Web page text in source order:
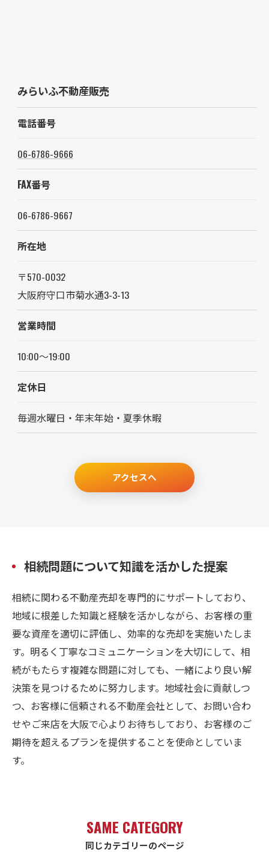
みらいふ不動産販売
電話番号
06-6786-9666
FAX番号
06-6786-9667
所在地
〒570-0032
大阪府守口市菊水通3-3-13
営業時間
10:00～19:00
定休日
毎週水曜日・年末年始・夏季休暇
アクセスへ
相続問題について知識を活かした提案
相続に関わる不動産売却を専門的にサポートしており、
地域に根差した知識と経験を活かしながら、お客様の重
要な資産を適切に評価し、効率的な売却を実施いたしま
す。明るく丁寧なコミュニケーションを大切にして、相
続がもたらす複雑な問題に対しても、一緒により良い解
決策を見つけるために努力します。地域社会に貢献しつ
つ、お客様に信頼される不動産会社として、お問い合わ
せやご来店を大阪で心よりお待ちしており、お客様のご
期待を超えるプランを提供することを使命としていま
す。
同じカテゴリーのページ
SAME CATEGORY